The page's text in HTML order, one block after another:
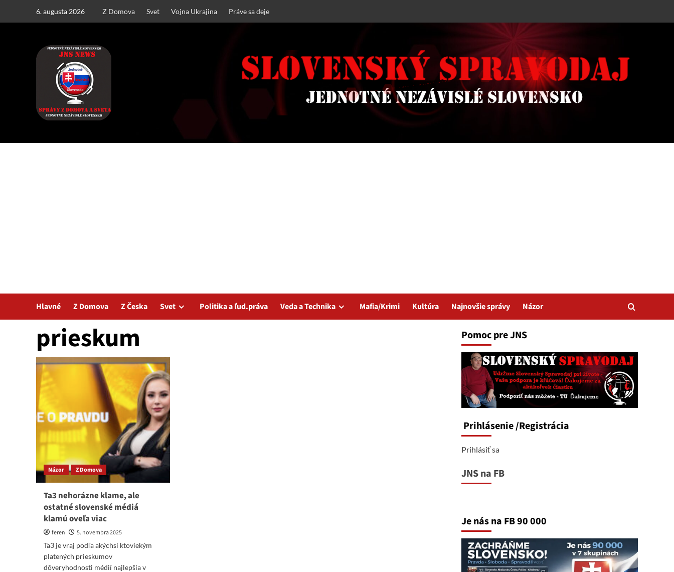
6. augusta 2026 Z Domova Svet Vojna Ukrajina Práve sa deje
Hlavné Z Domova Z Česka Svet Politika a ľud.práva Veda a Technika Mafia/Krimi Kultúra Najnovšie správy Názor
prieskum
Názor Z Domova
Ta3 nehorázne klame, ale
ostatné slovenské médiá
klamú oveľa viac
feren
5. novembra 2025
Ta3 je vraj podľa akýchsi ktoviekým
platených prieskumov
dôveryhodnosti médií najlepšia v
Pomoc pre JNS
Prihlásenie/Registrácia
Prihlásiť sa
JNS na FB
Je nás na FB 90 000